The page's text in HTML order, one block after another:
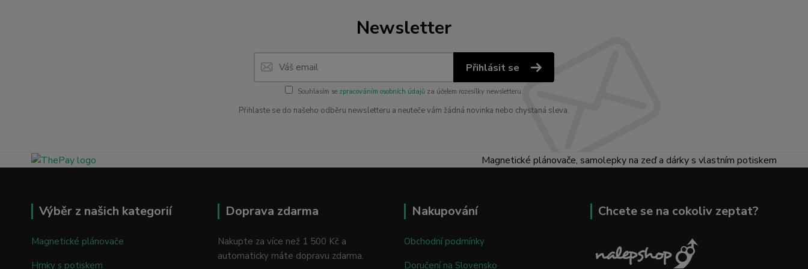
Newsletter
Přihlásit se
Souhlasím se zpracováním osobních údajů za účelem rozesílky newsletteru.
Přihlaste se do našeho odběru newsletteru a neuteče vám žádná novinka nebo chystaná sleva.
Magnetické plánovače, samolepky na zeď a dárky s vlastním potiskem
Výběr z našich kategorií
Magnetické plánovače
Hrnky s potiskem
Doprava zdarma
Nakupte za více než 1 500 Kč a
automaticky máte dopravu zdarma.
Nakupování
Obchodní podmínky
Doručení na Slovensko
Chcete se na cokoliv zeptat?